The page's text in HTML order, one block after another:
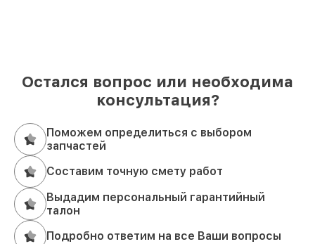
Остался вопрос или необходима
консультация?
Поможем определиться с выбором
запчастей
Составим точную смету работ
Выдадим персональный гарантийный
талон
Подробно ответим на все Ваши вопросы